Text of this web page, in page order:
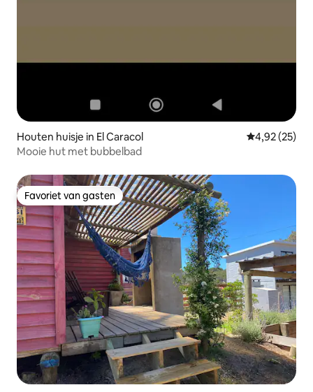
Houten huisje in El Caracol Gemiddelde
4,92 (25)
Mooie hut met bubbelbad
Favoriet van gasten
Favoriet van gasten